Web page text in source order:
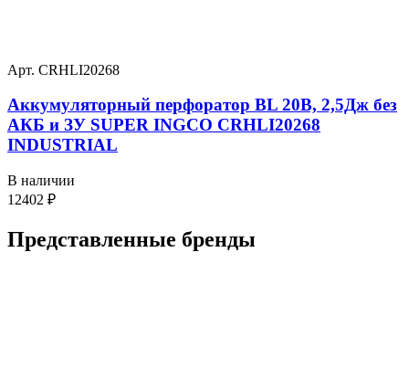
Арт. CRHLI20268
Аккумуляторный перфоратор BL 20В, 2,5Дж без
АКБ и ЗУ SUPER INGCO CRHLI20268
INDUSTRIAL
В наличии
12402 ₽
Представленные бренды